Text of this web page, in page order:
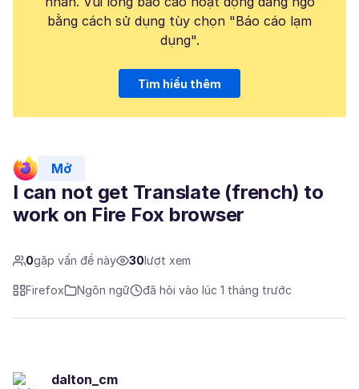
bằng cách sử dụng tùy chọn "Báo cáo lạm
dụng".
Tìm hiểu thêm
Mở
I can not get Translate (french) to
work on Fire Fox browser
0gặp vấn đề này 30lượt xem
Firefox Ngôn ngữ đã hỏi vào lúc 1 tháng trước
dalton_cm